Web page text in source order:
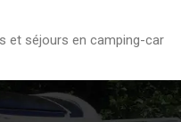
et séjours en camping-car